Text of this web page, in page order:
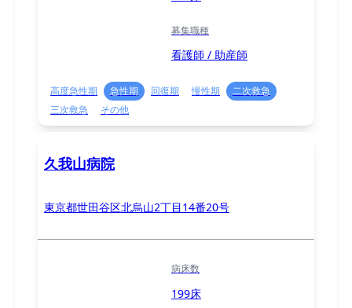
募集職種
看護師 / 助産師
高度急性期 急性期 回復期 慢性期
二次救急
三次救急
その他
久我山病院
東京都世田谷区北烏山2丁目14番20号
病床数
199床